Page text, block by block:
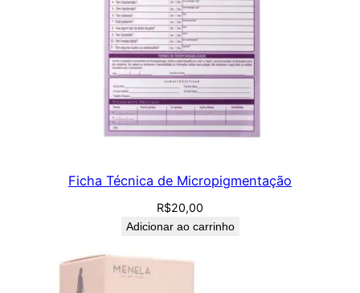
Ficha Técnica de Micropigmentação
R$20,00
Adicionar ao carrinho